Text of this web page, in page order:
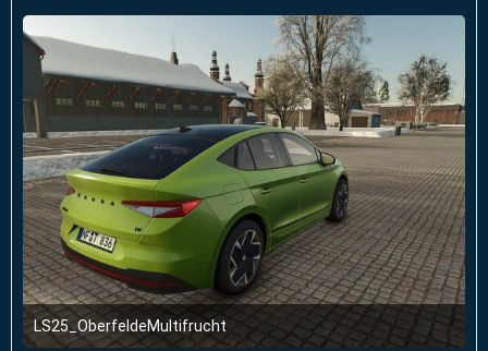
LS25_OberfeldeMultifrucht
2. Januar 2026 um 23:51